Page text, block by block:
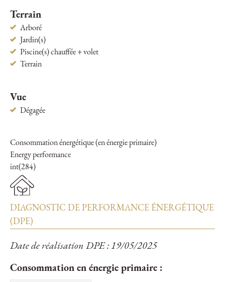
Terrain
Arboré
Jardin(s)
Piscine(s) chauffée + volet
Terrain
Vue
Dégagée
Consommation énergétique (en énergie primaire)
Energy performance
int(284)
DIAGNOSTIC DE PERFORMANCE ÉNERGÉTIQUE
(DPE)
Date de réalisation DPE : 19/05/2025
Consommation en énergie primaire :